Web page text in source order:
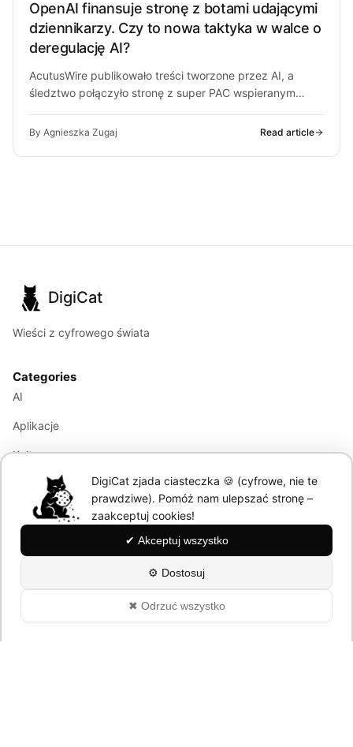
OpenAI finansuje stronę z botami udającymi
dziennikarzy. Czy to nowa taktyka w walce o
deregulację AI?
AcutusWire publikowało treści tworzone przez AI, a
śledztwo połączyło stronę z super PAC wspieranym
By Agnieszka Zugaj Read article
DigiCat
Wieści z cyfrowego świata
Categories
AI
Aplikacje
Kultura
Marketing
Modele językowe
About
Polityka Prywatności
DigiCat zjada ciasteczka 🍪 (cyfrowe, nie te
prawdziwe). Pomóż nam ulepszać stronę –
zaakceptuj cookies!
✔ Akceptuj wszystko
⚙ Dostosuj
✖ Odrzuć wszystko